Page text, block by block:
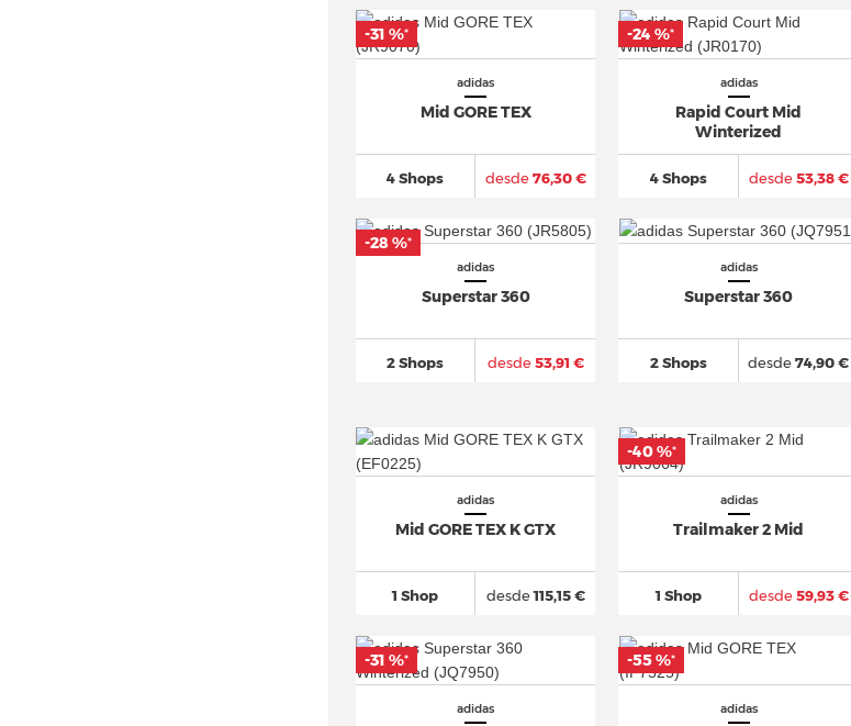
adidas
Mid GORE TEX
4 Shops desde76,30 €
-31 %*
adidas
Rapid Court Mid
Winterized
4 Shops desde53,38 €
-24 %*
adidas
Superstar 360
2 Shops desde53,91 €
-28 %*
adidas
Superstar 360
2 Shops desde74,90 €
adidas
Mid GORE TEX K GTX
1 Shop desde115,15 €
adidas
Trailmaker 2 Mid
1 Shop desde59,93 €
-40 %*
adidas
-31 %*
adidas
-55 %*